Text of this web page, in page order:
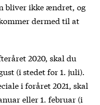
bliver ikke ændret, og
dermed til at
2020, skal du
(i stedet for 1. juli).
i foråret 2021, skal
eller 1. februar (i